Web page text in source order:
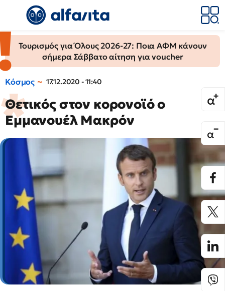
Τουρισμός για Όλους 2026-27: Ποια ΑΦΜ κάνουν
σήμερα Σάββατο αίτηση για voucher
Κόσμος 17.12.2020 - 11:40
Θετικός στον κορονοϊό ο
Εμμανουέλ Μακρόν